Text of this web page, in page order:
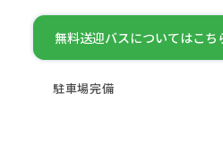
無料送迎バスについてはこち
駐車場完備